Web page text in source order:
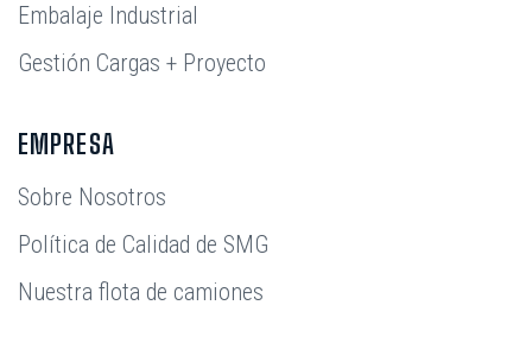
Embalaje Industrial
Gestión Cargas + Proyecto
EMPRESA
Sobre Nosotros
Política de Calidad de SMG
Nuestra flota de camiones